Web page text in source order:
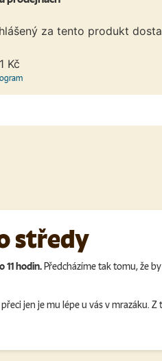
za tento produkt
Kč
středy
11 hodin.Předcházíme tak tomu, že
jen je mu lépe u vás v mrazáku.